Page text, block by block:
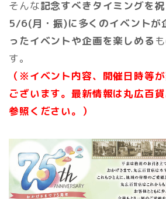
そんな記念すべきタイミングを
5/6(月・振)に多くのイベントが
ったイベントや企画を楽しめる
す。
（※イベント内容、開催日時等
ございます。最新情報は丸広百
参照ください。）